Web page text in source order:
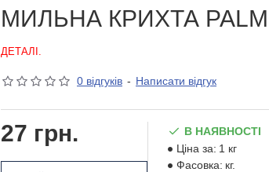
МИЛЬНА КРИХТА
ДЕТАЛІ.
0 відгуків - Написати відгук
27 грн.
В НАЯВНОСТІ
Ціна за: 1 кг
Фасовка: кг.